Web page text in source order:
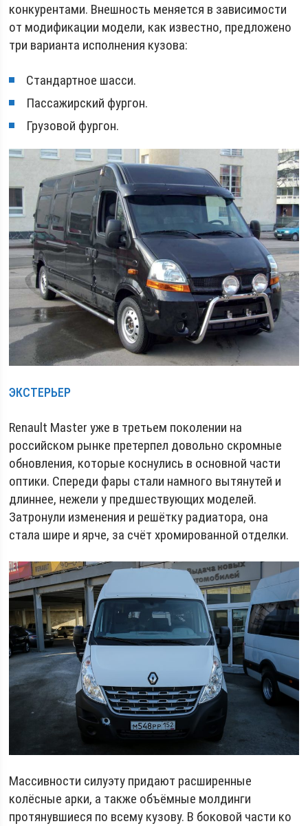
конкурентами. Внешность меняется в зависимости
от модификации модели, как известно, предложено
три варианта исполнения кузова:
Стандартное шасси.
Пассажирский фургон.
Грузовой фургон.
ЭКСТЕРЬЕР
Renault Master уже в третьем поколении на
российском рынке претерпел довольно скромные
обновления, которые коснулись в основной части
оптики. Спереди фары стали намного вытянутей и
длиннее, нежели у предшествующих моделей.
Затронули изменения и решётку радиатора, она
стала шире и ярче, за счёт хромированной отделки.
Массивности силуэту придают расширенные
колёсные арки, а также объёмные молдинги
протянувшиеся по всему кузову. В боковой части ко